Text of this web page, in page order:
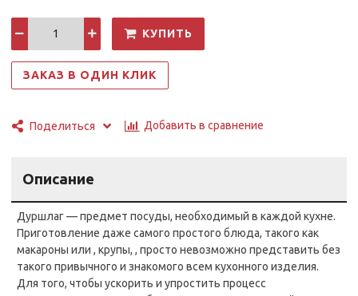
КУПИТЬ
ЗАКАЗ В ОДИН КЛИК
Поделиться Добавить в сравнение
Описание
Дуршлаг — предмет посуды, необходимый в каждой кухне.
Приготовление даже самого простого блюда, такого как
макароны или , крупы, , просто невозможно представить без
такого привычного и знакомого всем кухонного изделия.
Для того, чтобы ускорить и упростить процесс